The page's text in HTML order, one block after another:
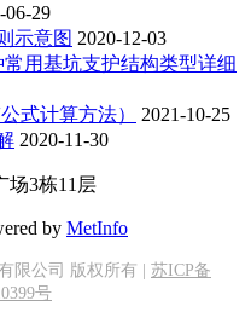
06-29
示意图 2020-12-03
用基坑支护结构类型详细
式计算方法）
2021-10-25
2020-11-30
场3栋11层
by MetInfo
限公司 版权所有 | 苏ICP备
号